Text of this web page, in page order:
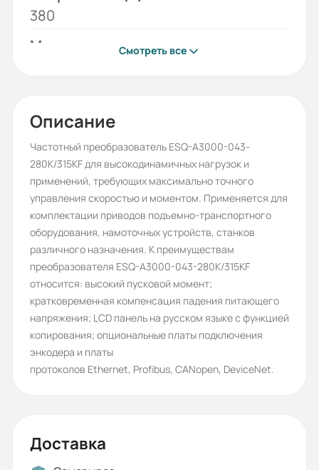
380
Модель:
ESQ-A3000
Бренд:
ESQ
Тип нагрузки:
тяжелая, тяжелая
Рабочее напряжение (В):
0-380
Частота сети (Гц):
0-599 Гц
Номинальный ток (А):
530/620
Работа с энкодером:
Смотреть все
Описание
Частотный преобразователь ESQ-A3000-043-
280K/315KF для высокодинамичных нагрузок и
применений, требующих максимально точного
управления скоростью и моментом. Применяется для
комплектации приводов подъемно-транспортного
оборудования, намоточных устройств, станков
различного назначения. К преимуществам
преобразователя ESQ-A3000-043-280K/315KF
относится: высокий пусковой момент;
кратковременная компенсация падения питающего
напряжения; LCD панель на русском языке с функцией
копирования; опциональные платы подключения
энкодера и платы
протоколов Ethernet, Profibus, CANopen, DeviceNet.
Доставка